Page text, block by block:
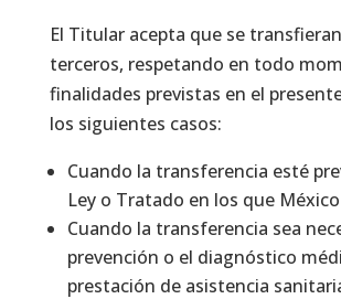
El Titular acepta que se
terceros, respetando en todo
finalidades previstas en el
los siguientes casos:
Cuando la transferencia esté
Ley o Tratado en los que
Cuando la transferencia sea
prevención o el diagnóstico
prestación de asistencia